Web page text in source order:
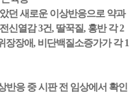
던 새로운 이상반응으로 약과
신열감 3건, 딸꾹질, 홍반 각 2
장장애, 비단백질소증가가 각 1
응 중 시판 전 임상에서 확인